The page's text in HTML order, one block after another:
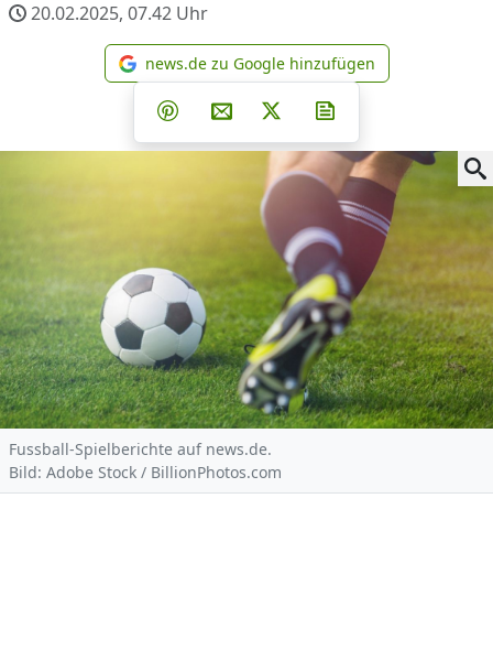
20.02.2025, 07.42 Uhr
news.de zu Google
news.de zu Google hinzufügen
Teilen auf Facebook
Teilen auf Whatsapp
Teilen auf Telegram
Teilen auf Pinterest
Per E-Mail teilen
Post auf X
Fussball-Spielberichte auf news.de.
Bild: Adobe Stock / BillionPhotos.com